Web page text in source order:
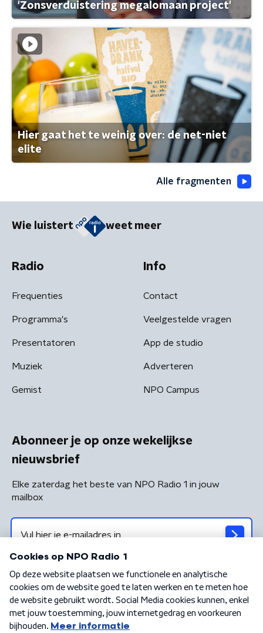
'Zonsverduistering megalomaan project'
Hier gaat het te weinig over: de net-niet
elite
Alle fragmenten
Wie luistert weet meer
Radio
Frequenties
Programma's
Presentatoren
Muziek
Gemist
Info
Contact
Veelgestelde vragen
App de studio
Adverteren
NPO Campus
Abonneer je op onze wekelijkse
nieuwsbrief
Elke zaterdag het beste van NPO Radio 1 in jouw
mailbox
Algemene voorwaarden Privacybeleid